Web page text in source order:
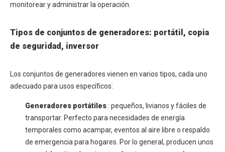
monitorear y administrar la operación.
Tipos de conjuntos de generadores: portátil, copia
de seguridad, inversor
Los conjuntos de generadores vienen en varios tipos, cada uno
adecuado para usos específicos:
Generadores portátiles : pequeños, livianos y fáciles de
transportar. Perfecto para necesidades de energía
temporales como acampar, eventos al aire libre o respaldo
de emergencia para hogares. Por lo general, producen unos